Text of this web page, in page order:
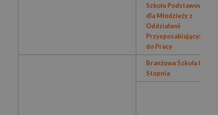
Szkoła Podstawowa
dla Młodzieży z
Oddziałami
Przysposabiającymi
do Pracy
Branżowa Szkoła I
Stopnia